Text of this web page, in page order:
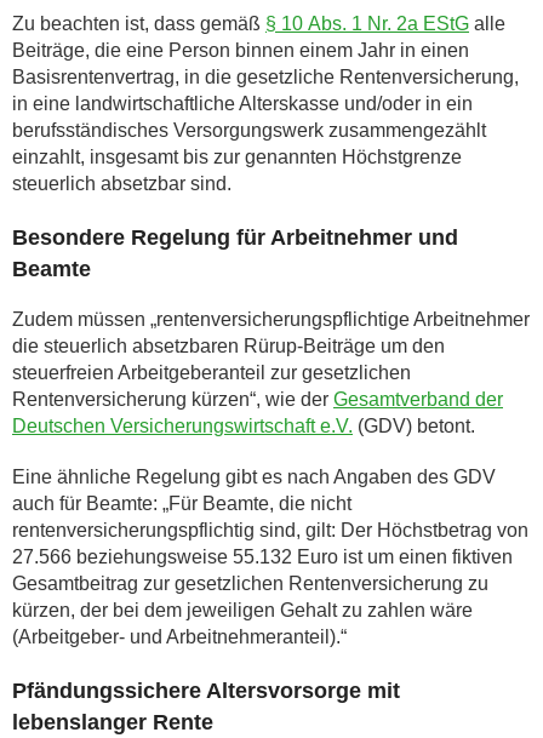
Zu beachten ist, dass gemäß § 10 Abs. 1 Nr. 2a EStG alle
Beiträge, die eine Person binnen einem Jahr in einen
Basisrentenvertrag, in die gesetzliche Rentenversicherung,
in eine landwirtschaftliche Alterskasse und/oder in ein
berufsständisches Versorgungswerk zusammengezählt
einzahlt, insgesamt bis zur genannten Höchstgrenze
steuerlich absetzbar sind.
Besondere Regelung für Arbeitnehmer und
Beamte
Zudem müssen „rentenversicherungspflichtige Arbeitnehmer
die steuerlich absetzbaren Rürup-Beiträge um den
steuerfreien Arbeitgeberanteil zur gesetzlichen
Rentenversicherung kürzen“, wie der Gesamtverband der
Deutschen Versicherungswirtschaft e.V. (GDV) betont.
Eine ähnliche Regelung gibt es nach Angaben des GDV
auch für Beamte: „Für Beamte, die nicht
rentenversicherungspflichtig sind, gilt: Der Höchstbetrag von
27.566 beziehungsweise 55.132 Euro ist um einen fiktiven
Gesamtbeitrag zur gesetzlichen Rentenversicherung zu
kürzen, der bei dem jeweiligen Gehalt zu zahlen wäre
(Arbeitgeber- und Arbeitnehmeranteil).“
Pfändungssichere Altersvorsorge mit
lebenslanger Rente